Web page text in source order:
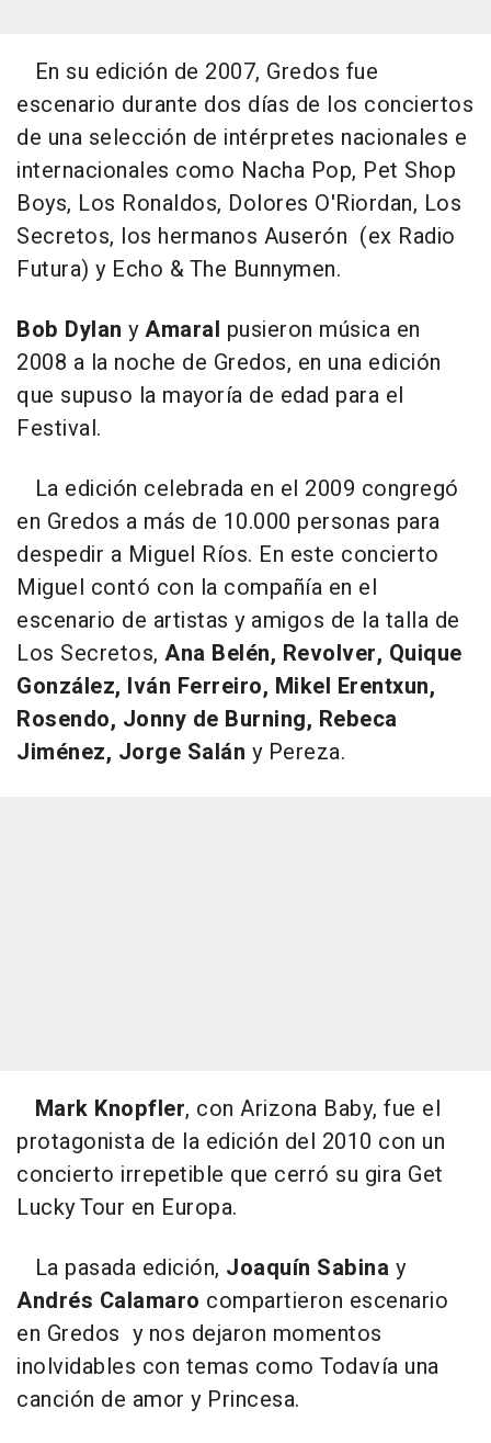
En su edición de 2007, Gredos fue
escenario durante dos días de los conciertos
de una selección de intérpretes nacionales e
internacionales como Nacha Pop, Pet Shop
Boys, Los Ronaldos, Dolores O'Riordan, Los
Secretos, los hermanos Auserón (ex Radio
Futura) y Echo & The Bunnymen.
Bob Dylan yAmaral pusieron música en
2008 a la noche de Gredos, en una edición
que supuso la mayoría de edad para el
Festival.
La edición celebrada en el 2009 congregó
en Gredos a más de 10.000 personas para
despedir a Miguel Ríos. En este concierto
Miguel contó con la compañía en el
escenario de artistas y amigos de la talla de
Los Secretos, Ana Belén, Revolver, Quique
González, Iván Ferreiro, Mikel Erentxun,
Rosendo, Jonny de Burning, Rebeca
Jiménez, Jorge Salán y Pereza.
Mark Knopfler, con Arizona Baby, fue el
protagonista de la edición del 2010 con un
concierto irrepetible que cerró su gira Get
Lucky Tour en Europa.
La pasada edición, Joaquín Sabina y
Andrés Calamaro compartieron escenario
en Gredos y nos dejaron momentos
inolvidables con temas como Todavía una
canción de amor y Princesa.